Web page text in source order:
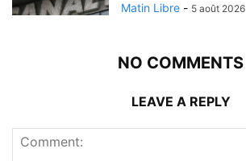
Matin Libre - 5 août 2026
NO COMMENTS
LEAVE A REPLY